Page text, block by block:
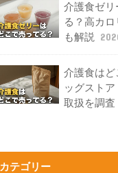
介護食ゼリ
る？高カ
も解説
介護食はど
ッグスト
取扱を調査
カテゴリー